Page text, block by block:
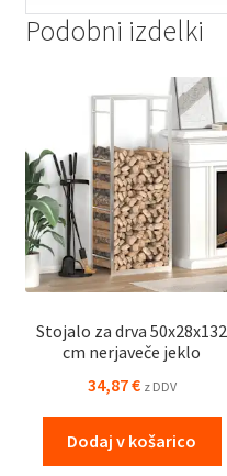
Podobni izdelki
Stojalo za drva 50x28x132
cm nerjaveče jeklo
34,87€ z DDV
Dodaj v košarico